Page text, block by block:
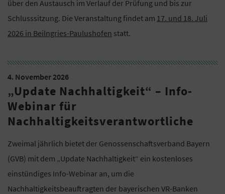
über den Austausch im Verlauf der Prüfung und bis zur
Schlusssitzung. Die Veranstaltung findet am 17. und 18. Juli
2026 in Beilngries-Paulushofen statt.
4. November 2026
„Update Nachhaltigkeit“ – Info-
Webinar für
Nachhaltigkeitsverantwortliche
Zweimal jährlich bietet der Genossenschaftsverband Bayern
(GVB) mit dem „Update Nachhaltigkeit“ ein kostenloses
einstündiges Info-Webinar an, um die
Nachhaltigkeitsbeauftragten der bayerischen VR-Banken